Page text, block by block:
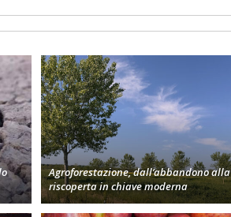
Agroforestazione, dall’abbandono alla
riscoperta in chiave moderna